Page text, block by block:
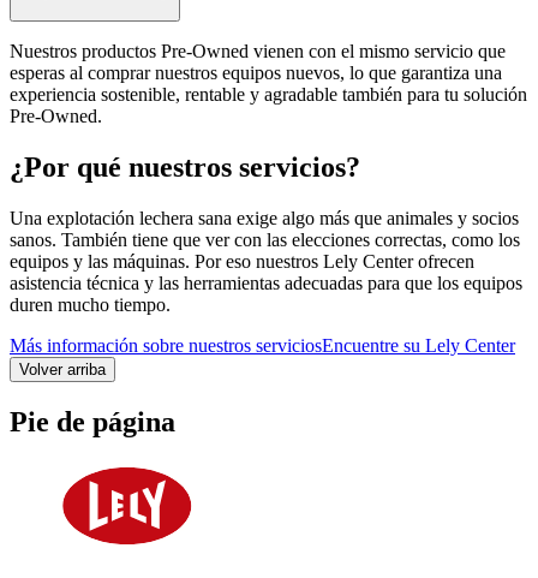
Nuestros productos Pre-Owned vienen con el mismo servicio que
esperas al comprar nuestros equipos nuevos, lo que garantiza una
experiencia sostenible, rentable y agradable también para tu solución
Pre-Owned.
¿Por qué nuestros servicios?
Una explotación lechera sana exige algo más que animales y socios
sanos. También tiene que ver con las elecciones correctas, como los
equipos y las máquinas. Por eso nuestros Lely Center ofrecen
asistencia técnica y las herramientas adecuadas para que los equipos
duren mucho tiempo.
Más información sobre nuestros serviciosEncuentre su Lely Center
Volver arriba
Pie de página